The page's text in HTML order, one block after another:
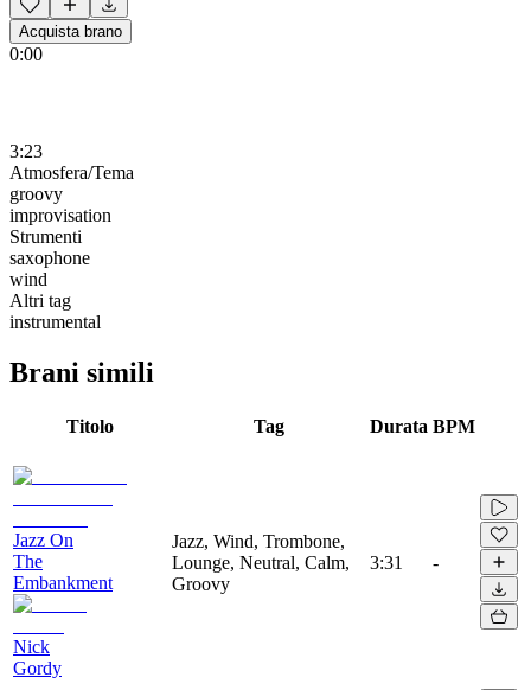
Acquista brano
0:00
3:23
Atmosfera/Tema
groovy
improvisation
Strumenti
saxophone
wind
Altri tag
instrumental
Brani simili
Titolo Tag Durata BPM
Jazz On
The
Embankment
Nick
Gordy
Jazz, Wind, Trombone,
Lounge, Neutral, Calm,
Groovy
3:31 -